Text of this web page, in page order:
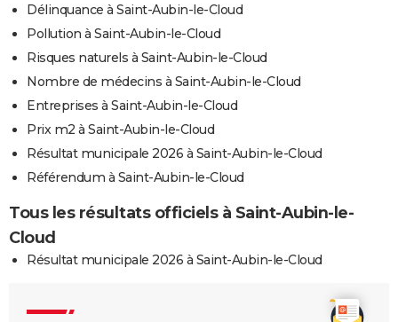
Délinquance à Saint-Aubin-le-Cloud
Pollution à Saint-Aubin-le-Cloud
Risques naturels à Saint-Aubin-le-Cloud
Nombre de médecins à Saint-Aubin-le-Cloud
Entreprises à Saint-Aubin-le-Cloud
Prix m2 à Saint-Aubin-le-Cloud
Résultat municipale 2026 à Saint-Aubin-le-Cloud
Référendum à Saint-Aubin-le-Cloud
Tous les résultats officiels à Saint-Aubin-le-
Cloud
Résultat municipale 2026 à Saint-Aubin-le-Cloud